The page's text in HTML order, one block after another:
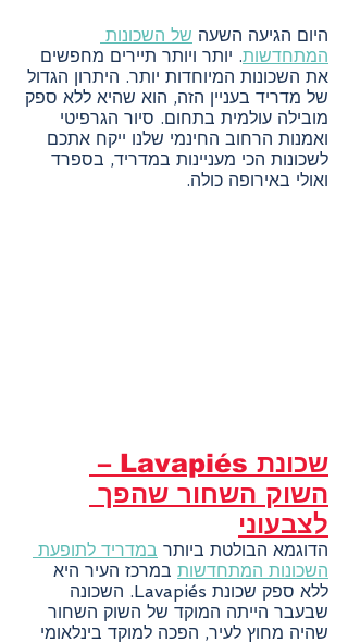
היום הגיעה השעה של השכונות
המתחדשות. יותר ויותר תיירים מחפשים
את השכונות המיוחדות יותר. היתרון הגדול
של מדריד בעניין הזה, הוא שהיא ללא ספק
מובילה עולמית בתחום. סיור הגרפיטי
ואמנות הרחוב החינמי שלנו ייקח אתכם
לשכונות הכי מעניינות במדריד, בספרד
ואולי באירופה כולה.
שכונת Lavapiés –
השוק השחור שהפך
לצבעוני
הדוגמא הבולטת ביותר במדריד לתופעת
השכונות המתחדשות במרכז העיר היא
ללא ספק שכונת Lavapiés. השכונה
שבעבר הייתה המוקד של השוק השחור
שהיה מחוץ לעיר, הפכה למוקד בינלאומי